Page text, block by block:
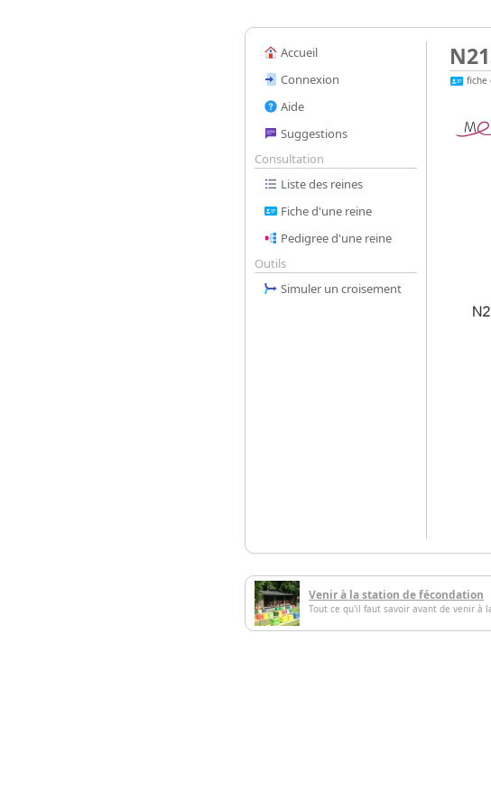
Accueil
Connexion
Aide
Suggestions
Consultation
Liste des reines
Fiche d'une reine
Pedigree d'une reine
Outils
Simuler un croisement
fiche
Venir à la station de fécondation
Tout ce qu'il faut savoir avant de venir à